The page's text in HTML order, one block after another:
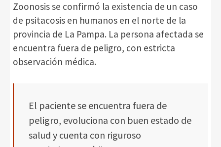
Zoonosis se confirmó la existencia de un caso
de psitacosis en humanos en el norte de la
provincia de La Pampa. La persona afectada se
encuentra fuera de peligro, con estricta
observación médica.
El paciente se encuentra fuera de
peligro, evoluciona con buen estado de
salud y cuenta con riguroso